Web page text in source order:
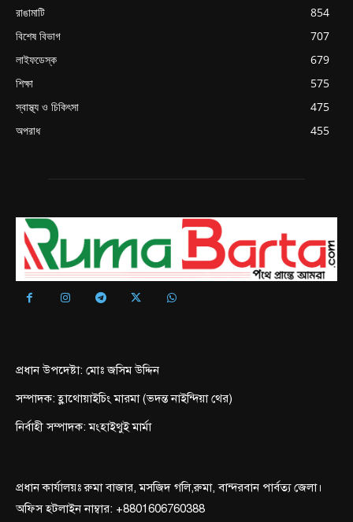
রাঙামাটি
854
বিশেষ বিভাগ
707
লাইফডেস্ক
679
শিক্ষা
575
স্বাস্থ্য ও চিকিৎসা
475
অপরাধ
455
প্রধান উপদেষ্টা: মোঃ জসিম উদ্দিন
সম্পাদক: হ্লাথোয়াইচিং মারমা (ভদন্ত নাইন্দিয়া থের)
নির্বাহী সম্পাদক: মংহাইথুই মার্মা
প্রধান কার্যালয়ঃ রুমা বাজার, মসজিদ গলি,রুমা, বান্দরবান পার্বত্য জেলা।
অফিস হটলাইন নাম্বার: +8801606760388